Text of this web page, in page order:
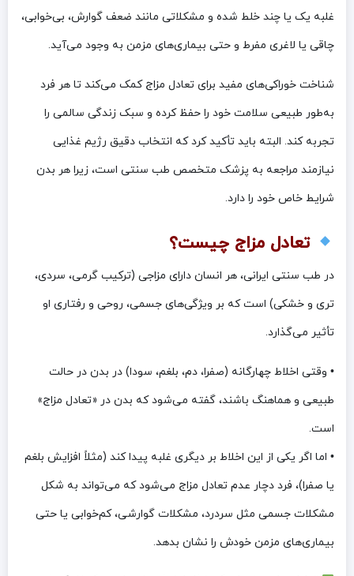
غلبه یک یا چند خلط شده و مشکلاتی مانند ضعف گوارش، بی‌خوابی،
چاقی یا لاغری مفرط و حتی بیماری‌های مزمن به وجود می‌آید.
شناخت خوراکی‌های مفید برای تعادل مزاج کمک می‌کند تا هر فرد
به‌طور طبیعی سلامت خود را حفظ کرده و سبک زندگی سالمی را
تجربه کند. البته باید تأکید کرد که انتخاب دقیق رژیم غذایی
نیازمند مراجعه به پزشک متخصص طب سنتی است، زیرا هر بدن
شرایط خاص خود را دارد.
تعادل مزاج چیست؟
در طب سنتی ایرانی، هر انسان دارای مزاجی (ترکیب گرمی، سردی،
تری و خشکی) است که بر ویژگی‌های جسمی، روحی و رفتاری او
تأثیر می‌گذارد.
• وقتی اخلاط چهارگانه (صفرا، دم، بلغم، سودا) در بدن در حالت
طبیعی و هماهنگ باشند، گفته می‌شود که بدن در «تعادل مزاج»
است.
• اما اگر یکی از این اخلاط بر دیگری غلبه پیدا کند (مثلاً افزایش بلغم
یا صفرا)، فرد دچار عدم تعادل مزاج می‌شود که می‌تواند به شکل
مشکلات جسمی مثل سردرد، مشکلات گوارشی، کم‌خوابی یا حتی
بیماری‌های مزمن خودش را نشان بدهد.